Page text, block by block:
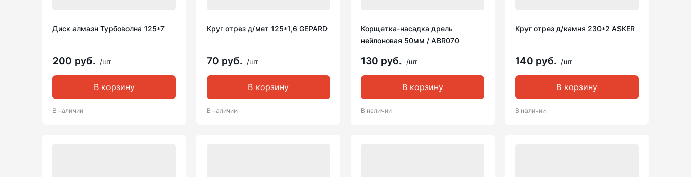
Диск алмазн Турбоволна 125*7
200 руб. /шт
В корзину
В наличии
Круг отрез д/мет 125*1,6 GEPARD
70 руб. /шт
В корзину
В наличии
Корщетка-насадка дрель
нейлоновая 50мм / ABR070
130 руб. /шт
В корзину
В наличии
Круг отрез д/камня 230*2 ASKER
140 руб. /шт
В корзину
В наличии